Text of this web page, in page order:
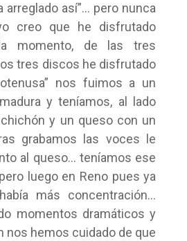
arreglado así”… pero nunca
creo que he disfrutado
momento, de las tres
tres discos he disfrutado
nos fuimos a un
y teníamos, al lado
y un queso con un
grabamos las voces le
al queso… teníamos ese
luego en Reno pues ya
más concentración…
momentos dramáticos y
nos hemos cuidado de que